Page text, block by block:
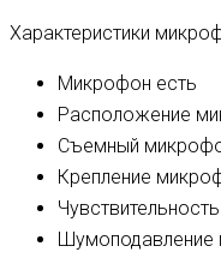
Характеристики
Микрофон есть
Расположение
Съемный
Крепление
Шумоподавление